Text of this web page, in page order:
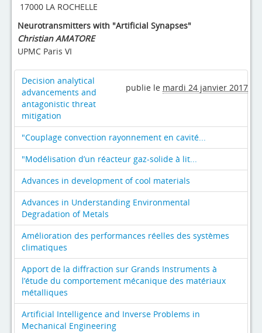
Annuaire
Intranet
17000 LA ROCHELLE
Neurotransmitters with "Artificial Synapses"
Christian AMATORE
UPMC Paris VI
publie le mardi 24 janvier 2017
Decision analytical
advancements and
antagonistic threat
mitigation
"Couplage convection rayonnement en cavité...
"Modélisation d’un réacteur gaz-solide à lit...
Advances in development of cool materials
Advances in Understanding Environmental
Degradation of Metals
Amélioration des performances réelles des systèmes
climatiques
Apport de la diffraction sur Grands Instruments à
l’étude du comportement mécanique des matériaux
métalliques
Artificial Intelligence and Inverse Problems in
Mechanical Engineering